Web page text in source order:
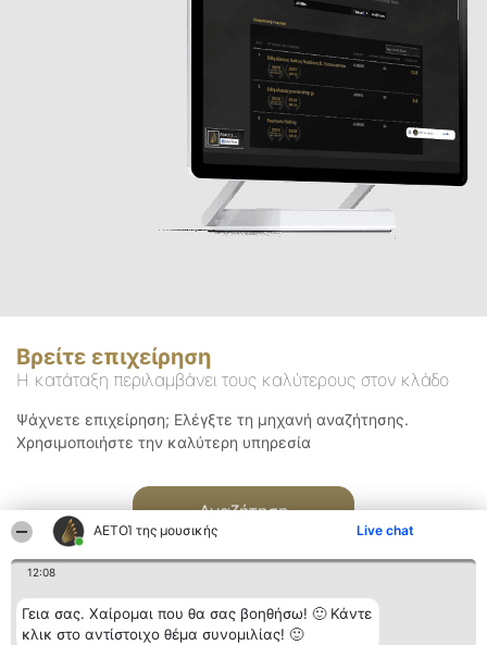
ΑΕΤΟΊ της μουσικής Live chat
12:08
Γεια σας. Χαίρομαι που θα σας βοηθήσω! 🙂 Κάντε
κλικ στο αντίστοιχο θέμα συνομιλίας! 🙂
Βρείτε επιχείρηση
Η κατάταξη περιλαμβάνει τους καλύτερους στον κλάδο
Ψάχνετε επιχείρηση; Ελέγξτε τη μηχανή αναζήτησης.
Χρησιμοποιήστε την καλύτερη υπηρεσία
Αναζήτηση